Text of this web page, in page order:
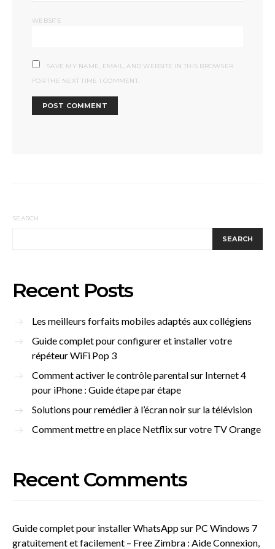
WEBSITE
SAVE MY NAME, EMAIL, AND WEBSITE IN THIS BROWSER
FOR THE NEXT TIME I COMMENT.
SEARCH
SEARCH
Recent Posts
Les meilleurs forfaits mobiles adaptés aux collégiens
Guide complet pour configurer et installer votre
répéteur WiFi Pop 3
Comment activer le contrôle parental sur Internet 4
pour iPhone : Guide étape par étape
Solutions pour remédier à l’écran noir sur la télévision
Comment mettre en place Netflix sur votre TV Orange
Recent Comments
Guide complet pour installer WhatsApp sur PC Windows 7
gratuitement et facilement – Free Zimbra : Aide Connexion,